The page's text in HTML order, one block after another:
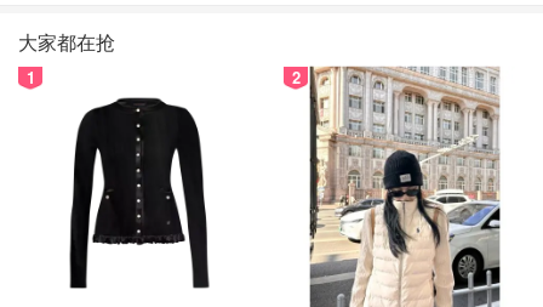
大家都在抢
1 2